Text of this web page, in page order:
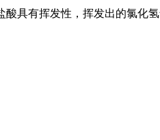
酸具有挥发性，挥发出的氯化